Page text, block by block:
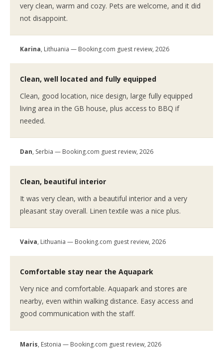
very clean, warm and cozy. Pets are welcome, and it did
not disappoint.
Karina, Lithuania — Booking.com guest review, 2026
Clean, well located and fully equipped
Clean, good location, nice design, large fully equipped
living area in the GB house, plus access to BBQ if
needed.
Dan, Serbia — Booking.com guest review, 2026
Clean, beautiful interior
It was very clean, with a beautiful interior and a very
pleasant stay overall. Linen textile was a nice plus.
Vaiva, Lithuania — Booking.com guest review, 2026
Comfortable stay near the Aquapark
Very nice and comfortable. Aquapark and stores are
nearby, even within walking distance. Easy access and
good communication with the staff.
Maris, Estonia — Booking.com guest review, 2026